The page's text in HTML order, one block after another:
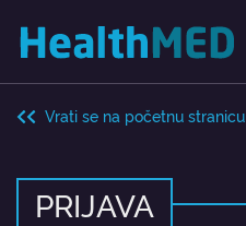
Vrati se na početnu stranicu
PRIJAVA